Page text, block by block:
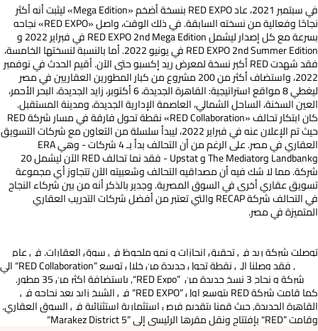
في سبتمبر 2021، عاد RED EXPOبنسخة أضخم «Mega Edition» ليثبت أنه أكثر
نجاحًا وفعالية من نسخته السابقة. في ذلك الوقت، واصل «RED EXPO» نجاحه
بسرعة مع كل إصدار ليشملRED EXPO 2nd Mega Editionفي فبراير 2022 و
RED EXPO 2nd Summer Edition في يونيو 2022. أما بالنسبة لنسختها الخامسة،
فقد شهدتREDأكبر نسخة لمعرض ريد إكسبو حتى الآن. أقيم الحدث في نوفمبر
2022، واستضاف أكثر من 200 مشروع من كبار المطورين العقاريين في مصر
ليغطي 8 مواقع استراتيجية: القاهرة الجديدة، 6 أكتوبر، زايد الجديدة، البحر الأحمر،
العين السخنة، الساحل الشمالي، العاصمة الإدارية الجديدة، ومدينة المستقبل.
كان ابتكار تحالف «RED Collaboration» نقطة تحول فارقة في مسار شركةRED
حيث تم الإعلان عنه في فبراير 2022، ليبدأ سلسلة من التعاون مع شركات التسويق
العقاري في مصر. على الرغم من أن التحالف بدأ بـ 4 شركات - وهي ERA
وLandbankوThe MediatorوUpstat- فقد نما تحالفRED الآن ليشمل 20
شركة. مما لا شك فيه أن مصداقيه التحالف وشعبيته الآن تتجاوز أي مجموعة
تسويق عقاري أخرى في السوق المصرية. وجدير بالذكر أنه من بين شركاء النجاح
في التحالف شركةRECAPوالتي تعتبر من أفضل شركات التدريب العقاري
المتميزة في مصر.
توصلت شركة ريد في تحقيق إنجازات و نمو ملحوظ في سوق العقارات. في عام
“RED Collaboration”الي
نجاح 3 نسخ جديدة من “RED Expo”, بإستضافة اكثر من 35 مطور.
كما قامت شركةREDبتوسع اول“RED EXPO”في الشيخ زايد بعد نجاحه في
القاهرة الجديدة, حيث قمنا يتقديم فرص استثمارية إستثنائية في السوق العقاري.
وقامتRED”" بإفتتاح ونقل مقرها الرئيسي إلي“Marakez District 5”